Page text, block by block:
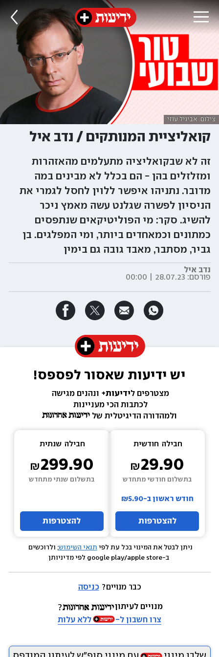
צילום: אביגיל עוזי
קואליציית המנותקים / נדב איל
זה לא שבקואליציה מתעלמים מהאזהרות
ומזלזלים בהן - הם בכלל לא מבינים במה
מדובר. נתניהו איפשר ללוין לחסל לגמרי את
הניסיון לפשרה שגלנט עשה מאמץ ניכר
להשיג. סקר: מי הפוליטיקאים שנתפסים
כמתונים וכמאחדים ביותר, ומי המפלגים. בן
גביר, מסתבר, מאבד גובה גם בימין
נדב איל
פורסם: 28.07.23 | 00:00
יש ידיעות שאסור לפספס!
מצטרפים לידיעות+ ונהנים מגישה
לכתבות הכי מעניינות
ולמהדורה הדיגיטלית של
חבילה חודשית
29.90
בתשלום חודשי מתחדש
חודש ראשון ב-₪5.90
להצטרפות
חבילה שנתית
299.90
בתשלום שנתי מתחדש
להצטרפות
ניתן לבטל את המינוי בכל עת לפי תנאי השימוש; ולרוכשים
כבר מנויים? כניסה
מנויים לעיתון
צרו חשבון ל-
ללא עלות